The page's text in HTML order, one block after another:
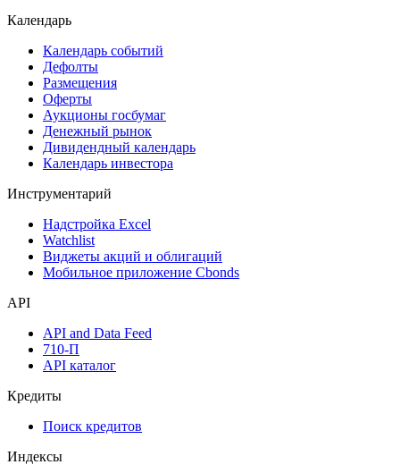
Календарь
Календарь событий
Дефолты
Размещения
Оферты
Аукционы госбумаг
Денежный рынок
Дивидендный календарь
Календарь инвестора
Инструментарий
Надстройка Excel
Watchlist
Виджеты акций и облигаций
Мобильное приложение Cbonds
API
API and Data Feed
710-П
API каталог
Кредиты
Поиск кредитов
Индексы